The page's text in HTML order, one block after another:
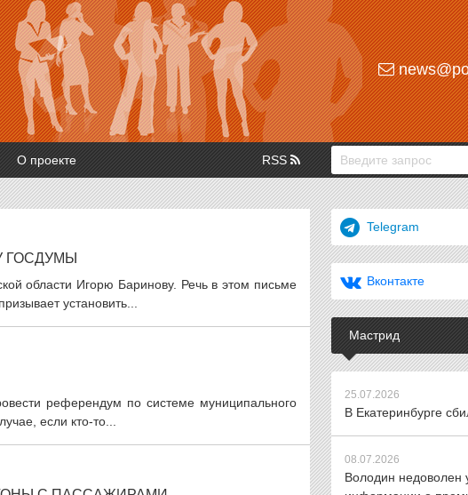
О проекте RSS
ГОСДУМЫ
области Игорю Баринову. Речь в этом письме
установить...
референдум по системе муниципального
если кто-то...
Telegram
Вконтакте
Мастрид
25.07.2026
В Екатеринбурге
08.07.2026
Володин недоволен